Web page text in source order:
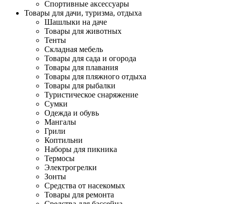
Спортивные аксессуары
Товары для дачи, туризма, отдыха
Шашлыки на даче
Товары для животных
Тенты
Складная мебель
Товары для сада и огорода
Товары для плавания
Товары для пляжного отдыха
Товары для рыбалки
Туристическое снаряжение
Сумки
Одежда и обувь
Мангалы
Грили
Коптильни
Наборы для пикника
Термосы
Электрогрелки
Зонты
Средства от насекомых
Товары для ремонта